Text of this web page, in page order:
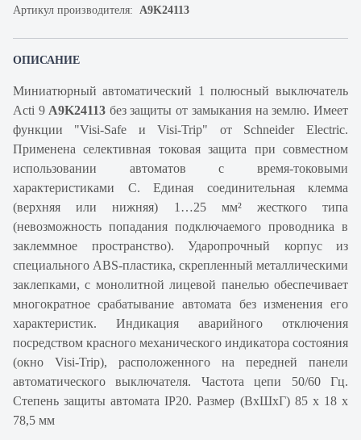
Артикул производителя: A9K24113
ОПИСАНИЕ
Миниатюрный автоматический 1 полюсный выключатель
Acti 9 A9K24113 без защиты от замыкания на землю. Имеет
функции "Visi-Safe и Visi-Trip" от Schneider Electric.
Применена селективная токовая защита при совместном
использовании автоматов с время-токовыми
характеристиками С. Единая соединительная клемма
(верхняя или нижняя) 1…25 мм² жесткого типа
(невозможность попадания подключаемого проводника в
заклеммное пространство). Ударопрочный корпус из
специального ABS-пластика, скрепленный металлическими
заклепками, с монолитной лицевой панелью обеспечивает
многократное срабатывание автомата без изменения его
характеристик. Индикация аварийного отключения
посредством красного механического индикатора состояния
(окно Visi-Trip), расположенного на передней панели
автоматического выключателя. Частота цепи 50/60 Гц.
Степень защиты автомата IP20. Размер (ВхШхГ) 85 х 18 х
78,5 мм